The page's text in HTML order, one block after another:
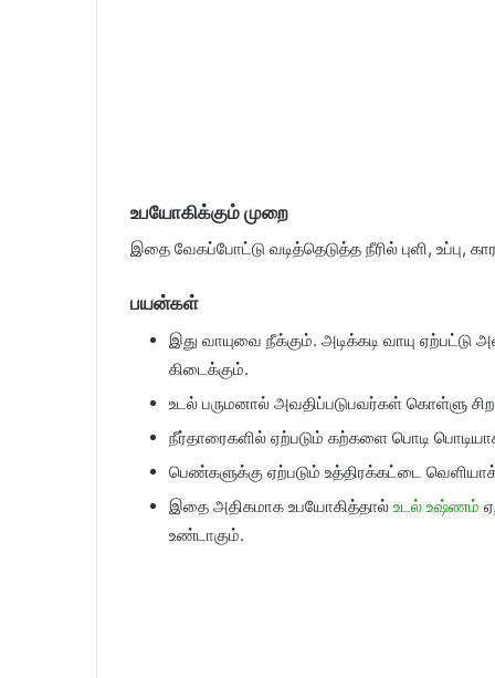
உபயோகிக்கும் முறை
இதை வேகப்போட்டு வடித்தெடுத்த நீரில் புளி, உப்பு,
பயன்கள்
இது வாயுவை நீக்கும். அடிக்கடி வாயு
கிடைக்கும்.
உடல் பருமனால் அவதிப்படுபவர்கள் கொள்ளு
நீர்தாரைகளில் ஏற்படும் கற்களை பொடி
பெண்களுக்கு ஏற்படும் உத்திரக்கட்டை
இதை அதிகமாக உபயோகித்தால் உடல் உஷ்ணம்
உண்டாகும்.